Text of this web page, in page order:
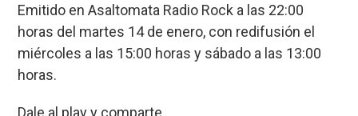
Emitido en Asaltomata Radio Rock a las 22:00
horas del martes 14 de enero, con redifusión el
miércoles a las 15:00 horas y sábado a las 13:00
horas.
Dale al play y comparte.